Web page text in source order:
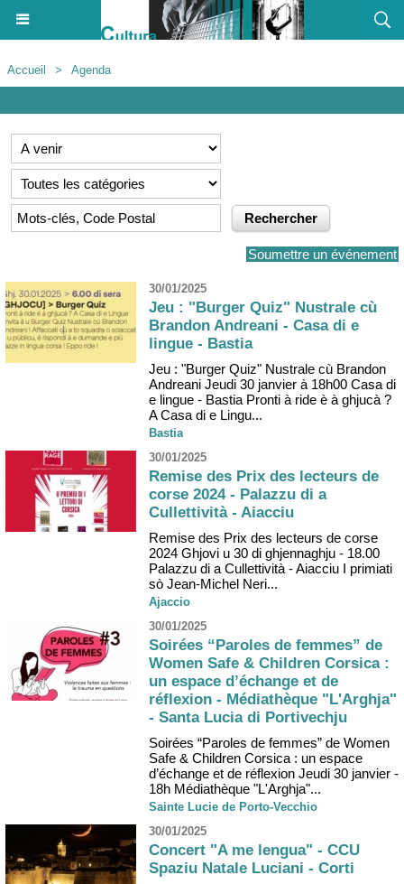
Accueil > Agenda
Soumettre un événement
30/01/2025
Jeu : "Burger Quiz" Nustrale cù
Brandon Andreani - Casa di e
lingue - Bastia
Jeu : "Burger Quiz" Nustrale cù Brandon
Andreani Jeudi 30 janvier à 18h00 Casa di
e lingue - Bastia Pronti à ride è à ghjucà ?
A Casa di e Lingu...
Bastia
30/01/2025
Remise des Prix des lecteurs de
corse 2024 - Palazzu di a
Cullettività - Aiacciu
Remise des Prix des lecteurs de corse
2024 Ghjovi u 30 di ghjennaghju - 18.00
Palazzu di a Cullettività - Aiacciu I primiati
sò Jean-Michel Neri...
Ajaccio
30/01/2025
Soirées “Paroles de femmes” de
Women Safe & Children Corsica :
un espace d’échange et de
réflexion - Médiathèque "L'Arghja"
- Santa Lucia di Portivechju
Soirées “Paroles de femmes” de Women
Safe & Children Corsica : un espace
d’échange et de réflexion Jeudi 30 janvier -
18h Médiathèque "L'Arghja"...
Sainte Lucie de Porto-Vecchio
30/01/2025
Concert "A me lengua" - CCU
Spaziu Natale Luciani - Corti